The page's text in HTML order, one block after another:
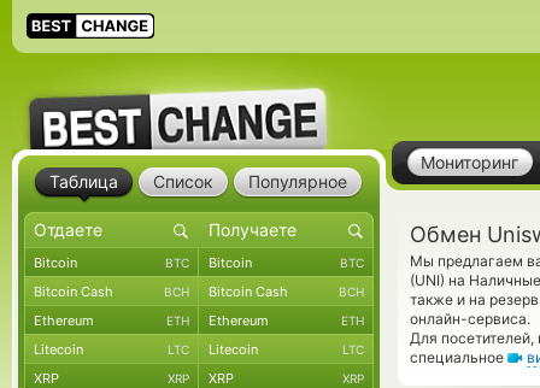
Мониторинг
Обмен
Мы предлагаем
(UNI) на
также и на
онлайн-сервиса.
Для
специальное
Таблица Список Популярное
Bitcoin BTC Bitcoin BTC
Bitcoin Cash BCH Bitcoin Cash BCH
Ethereum ETH Ethereum ETH
Litecoin LTC Litecoin LTC
XRP XRP XRP XRP